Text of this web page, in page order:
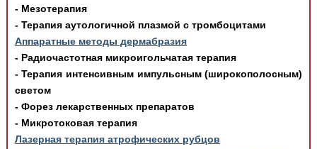
- Мезотерапия
- Терапия аутологичной плазмой с тромбоцитами
Аппаратные методы дермабразия
- Радиочастотная микроигольчатая терапия
- Терапия интенсивным импульсным (широкополосным)
светом
- Форез лекарственных препаратов
- Микротоковая терапия
Лазерная терапия атрофических рубцов